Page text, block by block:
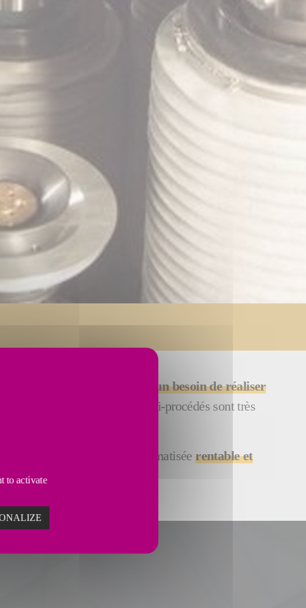
ou de polissage, ou même un besoin de réaliser
Nos cellules robotiques multi-procédés sont très
concevoir une solution automatiséerentable et
to activate